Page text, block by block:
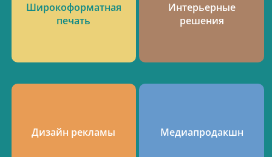
Широкоформатная
печать
Интерьерные
решения
Дизайн рекламы Медиапродакшн